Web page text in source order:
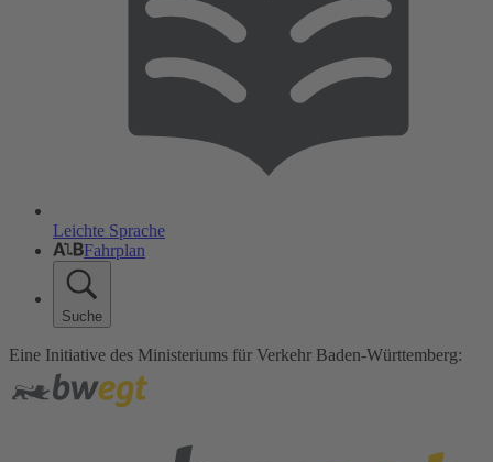
Leichte Sprache
Fahrplan
Suche
Eine Initiative des Ministeriums für Verkehr Baden-Württemberg: